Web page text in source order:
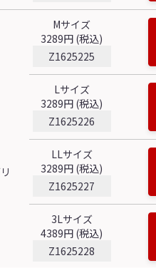
Mサイズ
3289円 (税込)
Z1625225
Lサイズ
3289円 (税込)
Z1625226
LLサイズ
3289円 (税込)
Z1625227
3Lサイズ
4389円 (税込)
Z1625228